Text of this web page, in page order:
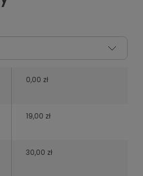
0,00 zł
19,00 zł
30,00 zł